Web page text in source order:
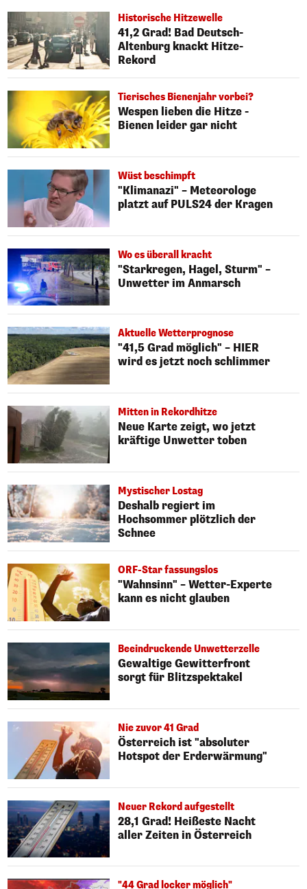
Historische Hitzewelle
41,2 Grad! Bad Deutsch-
Altenburg knackt Hitze-
Rekord
Tierisches Bienenjahr vorbei?
Wespen lieben die Hitze -
Bienen leider gar nicht
Wüst beschimpft
"Klimanazi" – Meteorologe
platzt auf PULS24 der Kragen
Wo es überall kracht
"Starkregen, Hagel, Sturm" –
Unwetter im Anmarsch
Aktuelle Wetterprognose
"41,5 Grad möglich" – HIER
wird es jetzt noch schlimmer
Mitten in Rekordhitze
Neue Karte zeigt, wo jetzt
kräftige Unwetter toben
Mystischer Lostag
Deshalb regiert im
Hochsommer plötzlich der
Schnee
ORF-Star fassungslos
"Wahnsinn" – Wetter-Experte
kann es nicht glauben
Beeindruckende Unwetterzelle
Gewaltige Gewitterfront
sorgt für Blitzspektakel
Nie zuvor 41 Grad
Österreich ist "absoluter
Hotspot der Erderwärmung"
Neuer Rekord aufgestellt
28,1 Grad! Heißeste Nacht
aller Zeiten in Österreich
"44 Grad locker möglich"